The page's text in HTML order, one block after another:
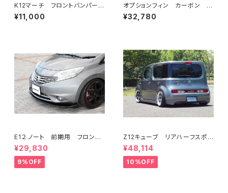
K12マーチ フロントバンパー対
応 サイドスリットLEDライト
Ver.euro、 STD 共通
¥11,000
オプションフィン カーボン Z
12キューブ K12マーチ Ver.
euro フロントバンパー専用
¥32,780
E1２ ノート 前期用 フロント
フラップスポイラー
¥29,830
9%OFF
Z12キューブ リアハーフスポイ
ラー（LED内臓リフレクター付
属）
¥48,114
10%OFF